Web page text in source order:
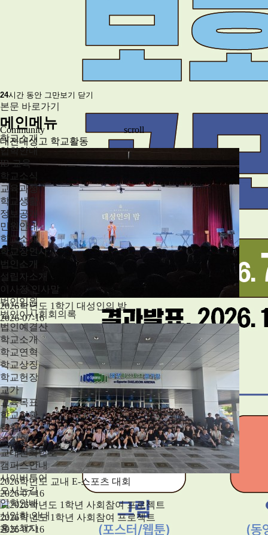
24시간 동안 그만보기 닫기
본문 바로가기
메인메뉴
학교소개
입학안내
IB 교육
학교소식
교육과정
학교생활
정보공개
민원안내
학교소개
학교장인사
법인소개
설립자소개
이사장 인사말
법인임원
법인이사회회의록
법인예결산
학교소개
학교연혁
학교상징
학교헌장
교가
교육목표
학교현황
현황
교직원소개
교내전화번호
캠퍼스안내
사이버투어
오시는길
입학안내
신입학 안내
홍보책자
scroll
Community
대전대성고 학교활동
2026학년도 1학기 대성인의 밤
2026-07-16
2026학년도 교내 E-스포츠 대회
2026-07-16
2026학년도 1학년 사회참여 프로젝트
2026-07-16